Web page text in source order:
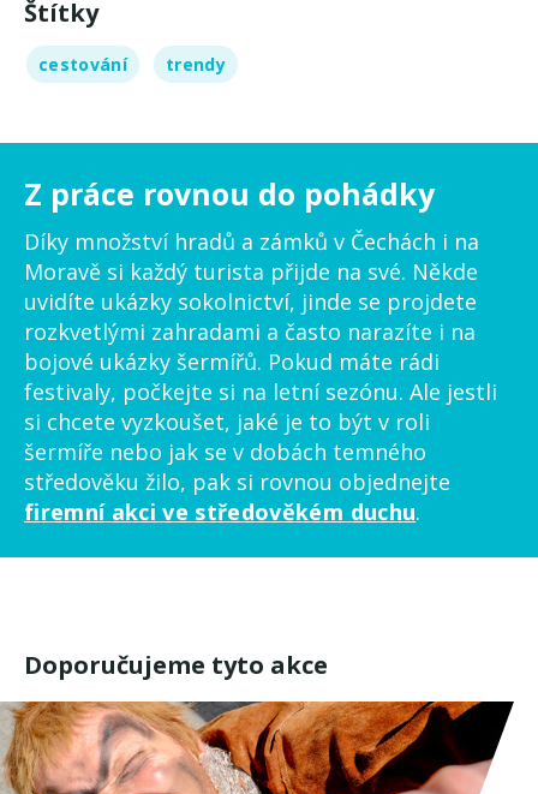
Štítky
cestování trendy
Z práce rovnou do pohádky
Díky množství hradů a zámků v Čechách i na
Moravě si každý turista přijde na své. Někde
uvidíte ukázky sokolnictví, jinde se projdete
rozkvetlými zahradami a často narazíte i na
bojové ukázky šermířů. Pokud máte rádi
festivaly, počkejte si na letní sezónu. Ale jestli
si chcete vyzkoušet, jaké je to být v roli
šermíře nebo jak se v dobách temného
středověku žilo, pak si rovnou objednejte
firemní akci ve středověkém duchu.
Doporučujeme tyto akce